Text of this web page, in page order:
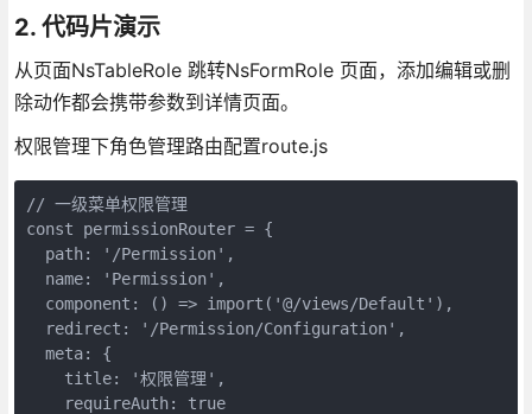
2. 代码片演示
从页面NsTableRole 跳转NsFormRole 页面，添加编辑或删
除动作都会携带参数到详情页面。
权限管理下角色管理路由配置route.js
// 一级菜单权限管理
const permissionRouter = {
  path: '/Permission',
  name: 'Permission',
  component: () => import('@/views/Default'),
  redirect: '/Permission/Configuration',
  meta: {
    title: '权限管理',
    requireAuth: true